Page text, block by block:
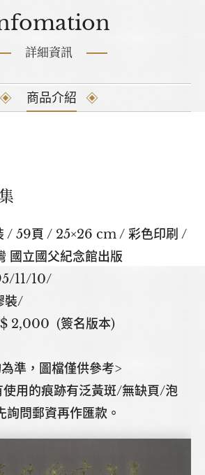
詳細資訊
商品介紹
頁 / 25×26 cm / 彩色印刷 /
立國父紀念館出版
11/10/
裝/
(簽名版本)
準，圖檔僅供參考>
用的痕跡有泛黃斑/無缺頁/泡
問郵資再作匯款。